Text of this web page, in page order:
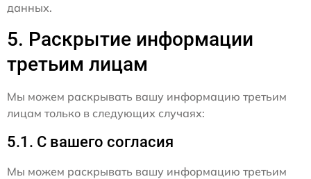
данных.
5. Раскрытие информации
третьим лицам
Мы можем раскрывать вашу информацию третьим
лицам только в следующих случаях:
5.1. С вашего согласия
Мы можем раскрывать вашу информацию третьим